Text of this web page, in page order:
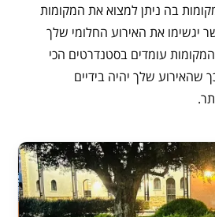
בה ניתן למצוא את המקומות
יגשימו את האירוע החלומי שלך
עומדים בסטנדרטים הכי
שהאירוע שלך יהיה בידיים